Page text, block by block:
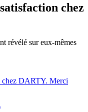
chez
révélé sur eux-mêmes
chez DARTY. Merci